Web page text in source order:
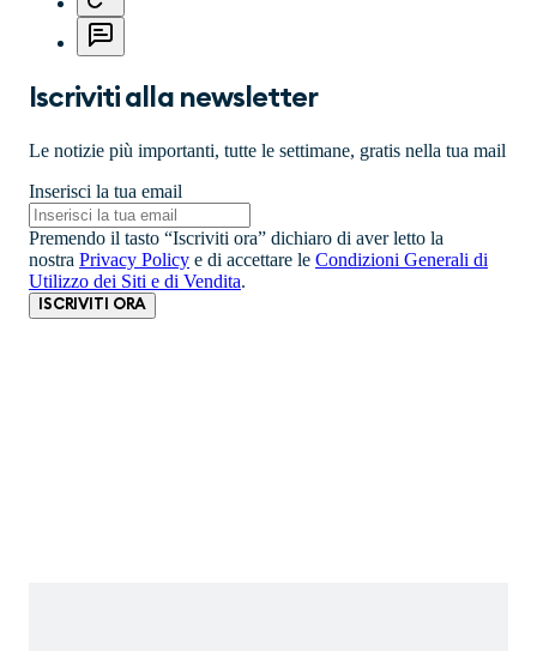
Iscriviti alla newsletter
Le notizie più importanti, tutte le settimane, gratis nella tua mail
Inserisci la tua email
Premendo il tasto “Iscriviti ora” dichiaro di aver letto la
nostra Privacy Policy e di accettare le Condizioni Generali di
Utilizzo dei Siti e di Vendita.
ISCRIVITI ORA